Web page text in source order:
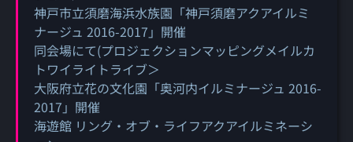
神戸市立須磨海浜水族園「神戸須磨アクアイルミ
ナージュ 2016-2017」開催
同会場にて(プロジェクションマッピングメイルカ
トワイライトライブ＞
大阪府立花の文化園「奥河内イルミナージュ 2016-
2017」開催
海遊館 リング・オブ・ライフアクアイルミネーシ